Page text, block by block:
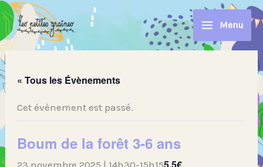
Aller
au
contenu
Menu
« Tous les Évènements
Cet évènement est passé.
Boum de la forêt 3-6 ans
23 novembre 2025 | 14h30-15h155,5€